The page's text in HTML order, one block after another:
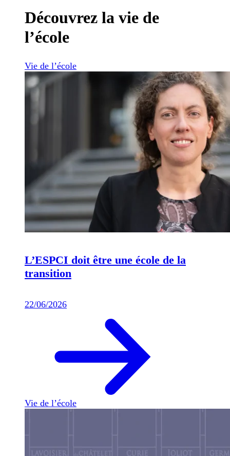
Découvrez la vie de
l’école
Vie de l’école
L’ESPCI doit être une école de la
transition
22/06/2026
Vie de l’école